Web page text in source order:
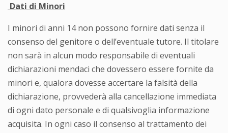
Dati di Minori
I minori di anni 14 non possono fornire dati senza il
consenso del genitore o dell’eventuale tutore. Il titolare
non sarà in alcun modo responsabile di eventuali
dichiarazioni mendaci che dovessero essere fornite da
minori e, qualora dovesse accertare la falsità della
dichiarazione, provvederà alla cancellazione immediata
di ogni dato personale e di qualsivoglia informazione
acquisita. In ogni caso il consenso al trattamento dei